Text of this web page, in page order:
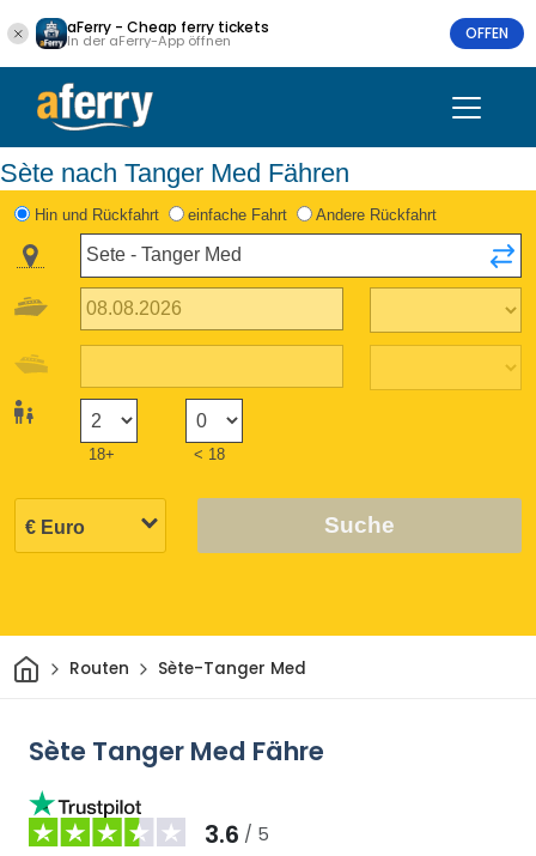
aFerry - Cheap ferry tickets
In der aFerry-App öffnen OFFEN
Sète nach Tanger Med Fähren
Hin und Rückfahrt einfache Fahrt Andere Rückfahrt
18+ < 18
Suche
HeimRouten Sète-Tanger Med
Sète Tanger Med Fähre
3.6 / 5